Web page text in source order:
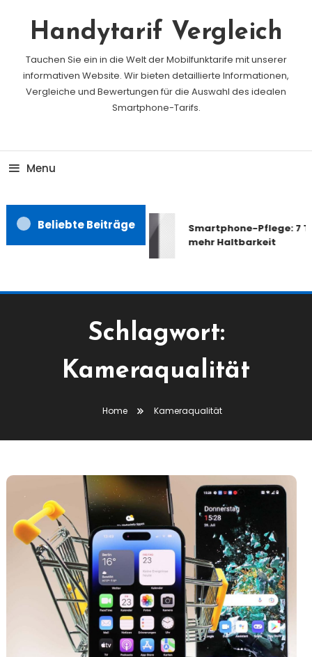
Handytarif Vergleich
Tauchen Sie ein in die Welt der Mobilfunktarife mit unserer
informativen Website. Wir bieten detaillierte Informationen,
Vergleiche und Bewertungen für die Auswahl des idealen
Smartphone-Tarifs.
Menu
Beliebte Beiträge
Smartphone-Pflege: 7
mehr Haltbarkeit
Schlagwort:
Kameraqualität
Home Kameraqualität